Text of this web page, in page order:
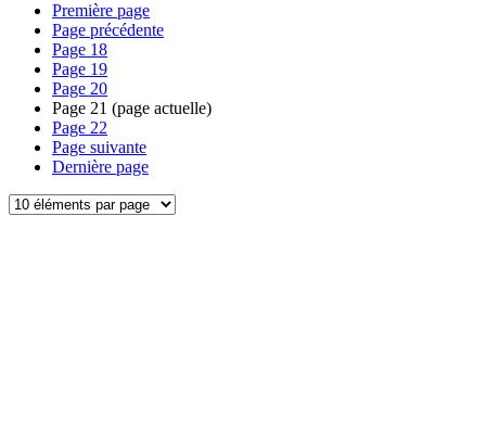
Première page
Page précédente
Page 18
Page 19
Page 20
Page 21 (page actuelle)
Page 22
Page suivante
Dernière page